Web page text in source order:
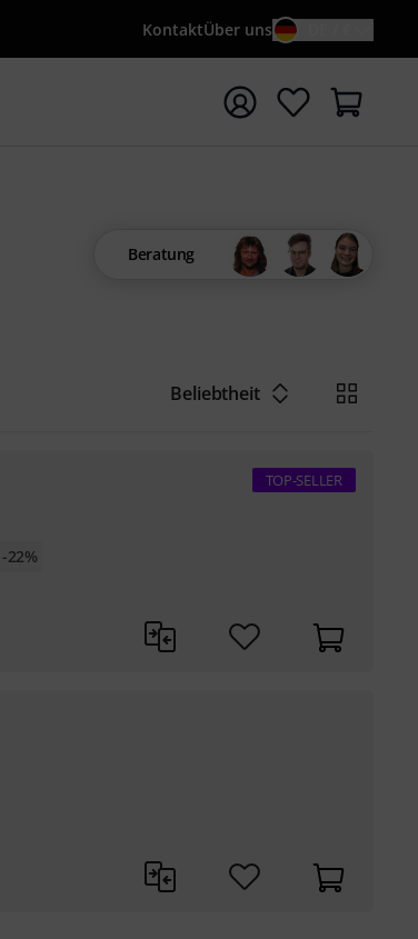
KontaktÜber uns
{searchTerm} starten
Beratung
Beliebtheit
TOP-SELLER
-22%